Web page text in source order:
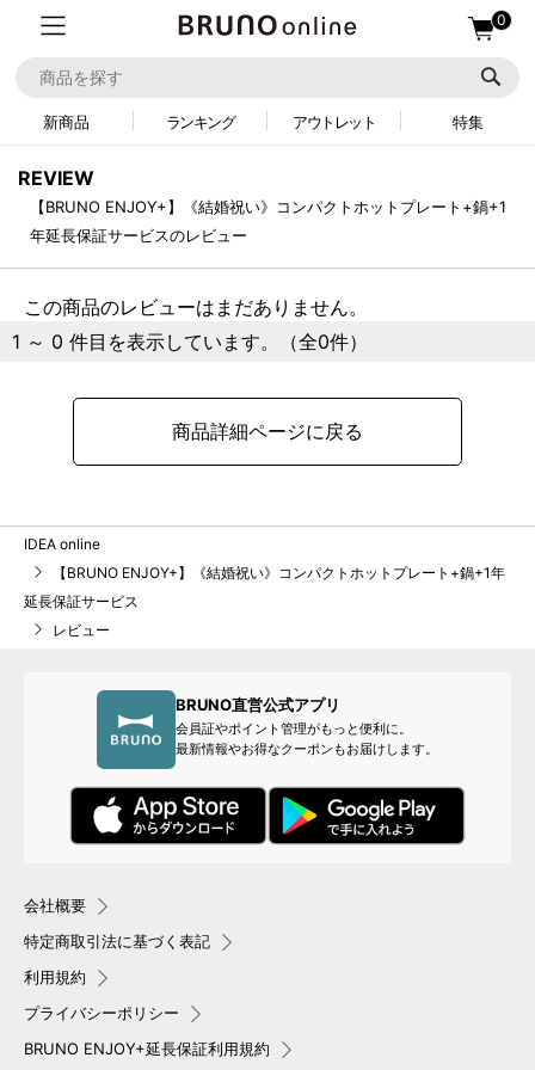
0
新商品 ランキング アウトレット 特集
REVIEW
【BRUNO ENJOY+】《結婚祝い》コンパクトホットプレート+鍋+1
年延長保証サービスのレビュー
この商品のレビューはまだありません。
1 ～ 0 件目を表示しています。（全0件）
商品詳細ページに戻る
IDEA online
【BRUNO ENJOY+】《結婚祝い》コンパクトホットプレート+鍋+1年
延長保証サービス
レビュー
BRUNO直営公式アプリ
会員証やポイント管理がもっと便利に。
最新情報やお得なクーポンもお届けします。
会社概要
特定商取引法に基づく表記
利用規約
プライバシーポリシー
BRUNO ENJOY+延長保証利用規約